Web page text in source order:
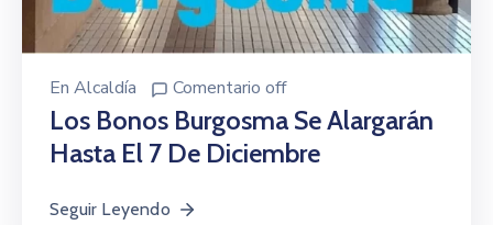
En Alcaldía Comentario off
Los Bonos Burgosma Se Alargarán
Hasta El 7 De Diciembre
Seguir Leyendo